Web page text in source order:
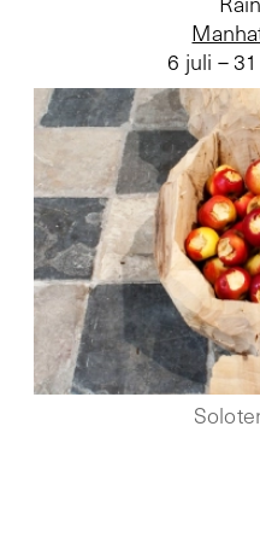
6 juli –